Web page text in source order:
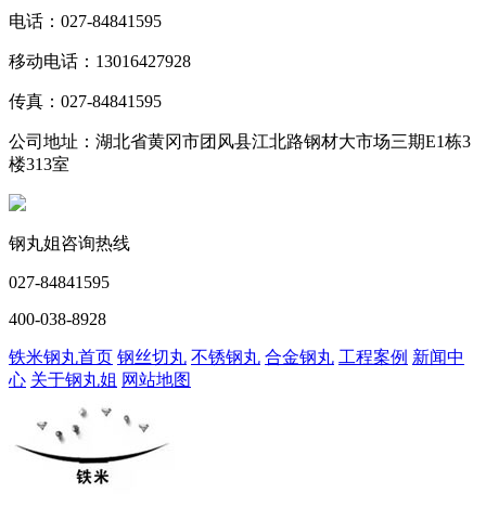
电话：027-84841595
移动电话：13016427928
传真：027-84841595
公司地址：湖北省黄冈市团风县江北路钢材大市场三期E1栋3
楼313室
钢丸姐咨询热线
027-84841595
400-038-8928
铁米钢丸首页 钢丝切丸 不锈钢丸 合金钢丸 工程案例 新闻中
心 关于钢丸姐 网站地图